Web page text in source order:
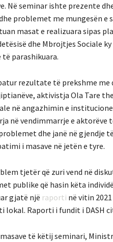
Në seminar ishte prezente
problemet me mungesën
masat e realizuara sipas
dhe Mbrojtjes Sociale
të parashikuara.
rezultate të prekshme me
aktivistja Ola Tare
në angazhimin e
në vendimmarrje e aktorëve
dhe janë në gjendje
i masave në jetën e tyre.
tjetër që zuri vend në
publike që hasin këta
gjatë një raporti në vitin
lokal. Raporti i fundit i DASH
të këtij seminari,